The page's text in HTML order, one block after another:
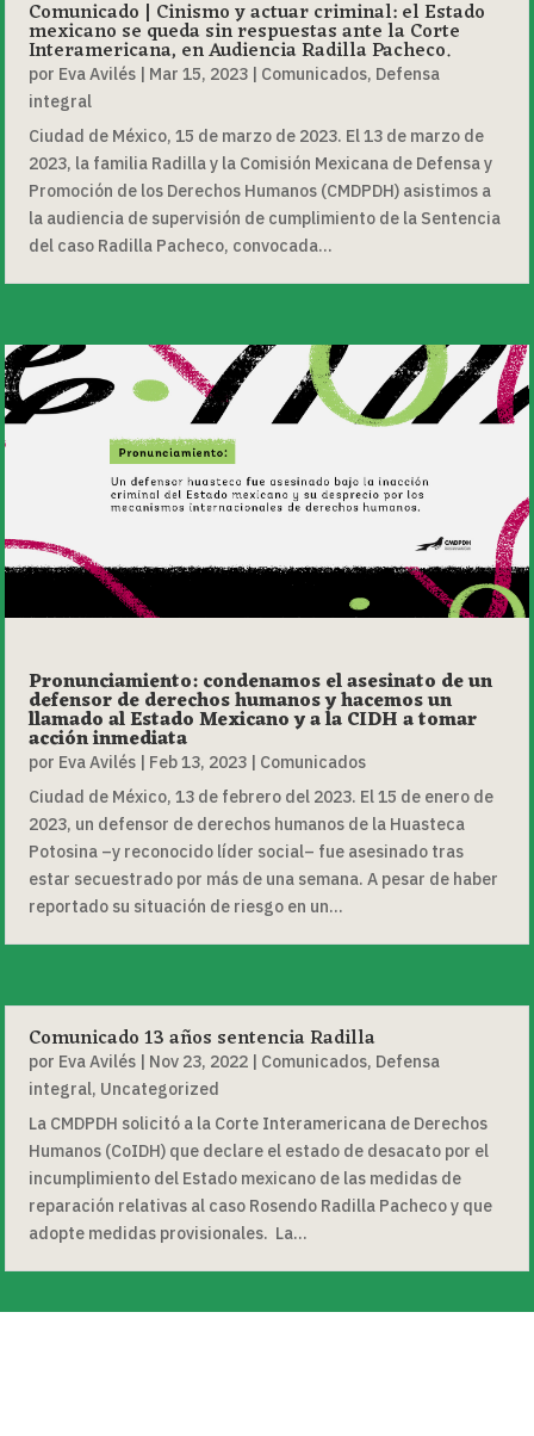
Comunicado | Cinismo y actuar criminal: el Estado
mexicano se queda sin respuestas ante la Corte
Interamericana, en Audiencia Radilla Pacheco.
por Eva Avilés | Mar 15, 2023 | Comunicados, Defensa
integral
Ciudad de México, 15 de marzo de 2023. El 13 de marzo de
2023, la familia Radilla y la Comisión Mexicana de Defensa y
Promoción de los Derechos Humanos (CMDPDH) asistimos a
la audiencia de supervisión de cumplimiento de la Sentencia
del caso Radilla Pacheco, convocada...
Pronunciamiento: condenamos el asesinato de un
defensor de derechos humanos y hacemos un
llamado al Estado Mexicano y a la CIDH a tomar
acción inmediata
por Eva Avilés | Feb 13, 2023 | Comunicados
Ciudad de México, 13 de febrero del 2023. El 15 de enero de
2023, un defensor de derechos humanos de la Huasteca
Potosina –y reconocido líder social– fue asesinado tras
estar secuestrado por más de una semana. A pesar de haber
reportado su situación de riesgo en un...
Comunicado 13 años sentencia Radilla
por Eva Avilés | Nov 23, 2022 | Comunicados, Defensa
integral, Uncategorized
La CMDPDH solicitó a la Corte Interamericana de Derechos
Humanos (CoIDH) que declare el estado de desacato por el
incumplimiento del Estado mexicano de las medidas de
reparación relativas al caso Rosendo Radilla Pacheco y que
adopte medidas provisionales. La...